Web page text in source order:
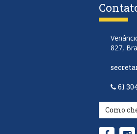
827,
61
Como